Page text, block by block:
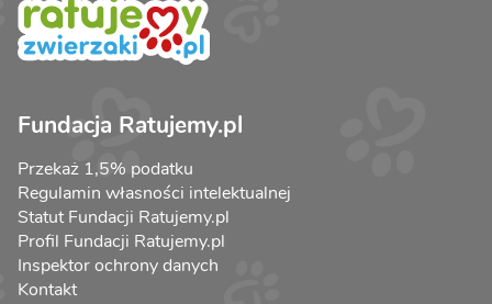
Fundacja Ratujemy.pl
Przekaż 1,5% podatku
Regulamin własności intelektualnej
Statut Fundacji Ratujemy.pl
Profil Fundacji Ratujemy.pl
Inspektor ochrony danych
Kontakt